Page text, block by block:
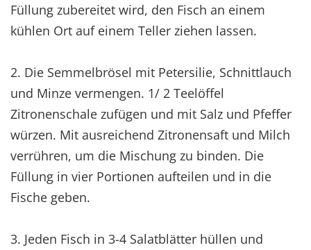
Füllung zubereitet wird, den Fisch an einem
kühlen Ort auf einem Teller ziehen lassen.
2. Die Semmelbrösel mit Petersilie, Schnittlauch
und Minze vermengen. 1/ 2 Teelöffel
Zitronenschale zufügen und mit Salz und Pfeffer
würzen. Mit ausreichend Zitronensaft und Milch
verrühren, um die Mischung zu binden. Die
Füllung in vier Portionen aufteilen und in die
Fische geben.
3. Jeden Fisch in 3-4 Salatblätter hüllen und